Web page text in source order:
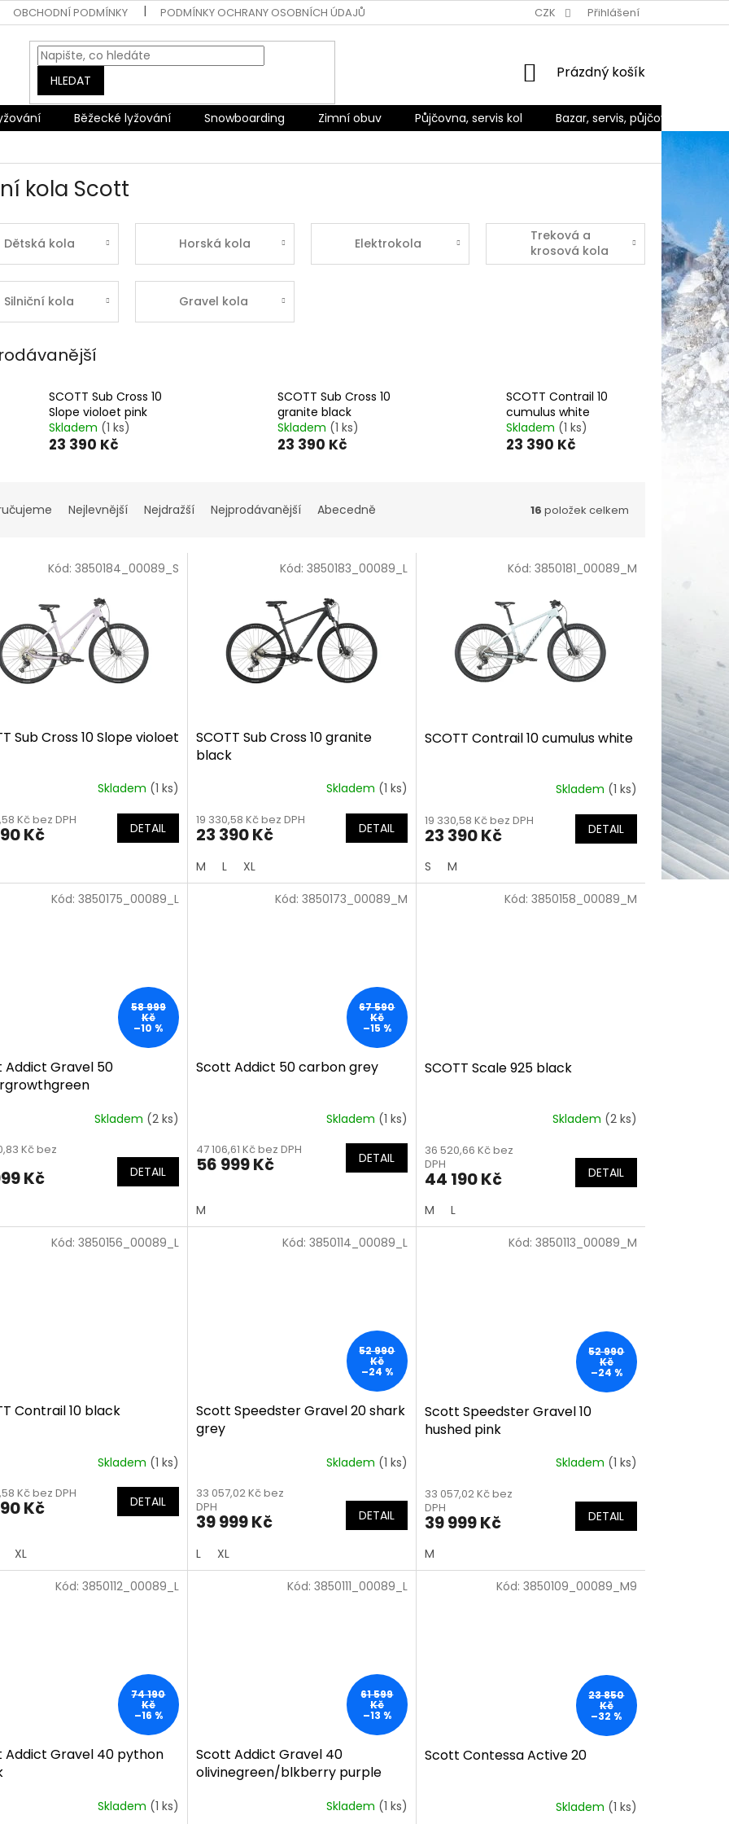
OBCHODNÍ PODMÍNKY PODMÍNKY OCHRANY OSOBNÍCH ÚDAJŮ ZPŮSOBY DORUČENÍ A PLATBY REKLAMACE A VRÁCENÍ
CZK Přihlášení
HLEDAT
NÁKUPNÍ
Prázdný košík
Běžecké lyžování Snowboarding Zimní obuv Půjčovna, servis kol Bazar, servis, půjčovna
kola Scott
Dětská kola Horská kola Elektrokola
Treková a
krosová kola
Silniční kola Gravel kola
SCOTT Sub Cross 10
Slope violoet pink
Skladem (1 ks)
23 390 Kč
SCOTT Sub Cross 10
granite black
Skladem (1 ks)
23 390 Kč
SCOTT Contrail 10
cumulus white
Skladem (1 ks)
23 390 Kč
Nejlevnější Nejdražší Nejprodávanější Abecedně 16 položek celkem
Sub Cross 10 Slope violoet
Skladem (1 ks)
Kč bez DPH
Kč DETAIL
Kód: 3850184_00089_S
SCOTT Sub Cross 10 granite
black
Skladem (1 ks)
19 330,58 Kč bez DPH
23 390 Kč DETAIL
M L XL
Kód: 3850183_00089_L
SCOTT Contrail 10 cumulus white
Skladem (1 ks)
19 330,58 Kč bez DPH
23 390 Kč DETAIL
S M
Kód: 3850181_00089_M
58 999
Kč
–10 %
Addict Gravel 50
Skladem (2 ks)
Kč bez
Kč DETAIL
Kód: 3850175_00089_L
67 590
Kč
–15 %
Scott Addict 50 carbon grey
Skladem (1 ks)
47 106,61 Kč bez DPH
56 999 Kč DETAIL
M
Kód: 3850173_00089_M
SCOTT Scale 925 black
Skladem (2 ks)
36 520,66 Kč bez
DPH
44 190 Kč DETAIL
M L
Kód: 3850158_00089_M
Contrail 10 black
Skladem (1 ks)
Kč bez DPH
Kč DETAIL
XL
Kód: 3850156_00089_L
52 990
Kč
–24 %
Scott Speedster Gravel 20 shark
grey
Skladem (1 ks)
33 057,02 Kč bez
DPH
39 999 Kč DETAIL
L XL
Kód: 3850114_00089_L
52 990
Kč
–24 %
Scott Speedster Gravel 10
hushed pink
Skladem (1 ks)
33 057,02 Kč bez
DPH
39 999 Kč DETAIL
M
Kód: 3850113_00089_M
74 190
Kč
–16 %
Addict Gravel 40 python
Skladem (1 ks)
Kód: 3850112_00089_L
61 599
Kč
–13 %
Scott Addict Gravel 40
olivinegreen/blkberry purple
Skladem (1 ks)
Kód: 3850111_00089_L
23 850
Kč
–32 %
Scott Contessa Active 20
Skladem (1 ks)
Kód: 3850109_00089_M9